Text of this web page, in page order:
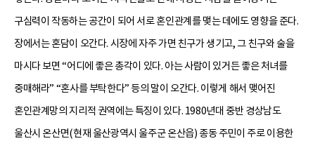
구심력이 작동하는 공간이 되어 서로 혼인관계를 맺는 데에도 영향을 준다.
장에서는 혼담이 오간다. 시장에 자주 가면 친구가 생기고, 그 친구와 술을
마시다 보면 “어디에 좋은 총각이 있다. 아는 사람이 있거든 좋은 처녀를
중매해라” “혼사를 부탁한다” 등의 말이 오간다. 이렇게 해서 맺어진
혼인관계망의 지리적 권역에는 특징이 있다. 1980년대 중반 경상남도
울산시 온산면(현재 울산광역시 울주군 온산읍) 종동 주민이 주로 이용한